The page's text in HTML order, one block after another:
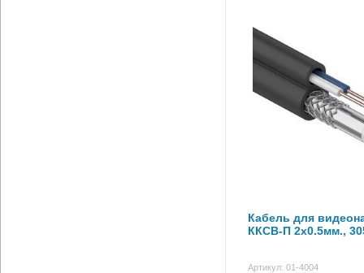
Кабель для
ККСВ-П 2х0.5мм.,
Артикул: 01-4004